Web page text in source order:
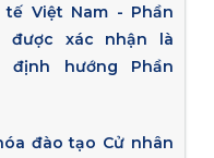
tế Việt Nam - Phần
được xác nhận là
định hướng Phần
đào tạo Cử nhân